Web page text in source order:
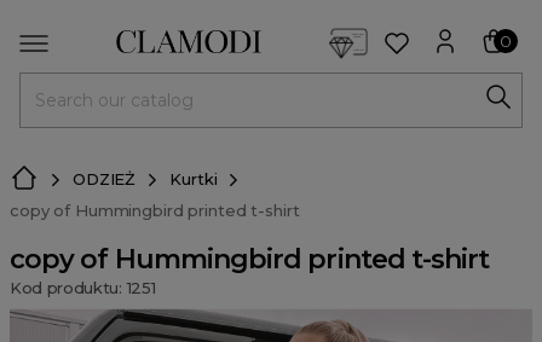
0
ODZIEŻ
Kurtki
copy of Hummingbird printed t-shirt
copy of Hummingbird printed t-shirt
Kod produktu: 1251